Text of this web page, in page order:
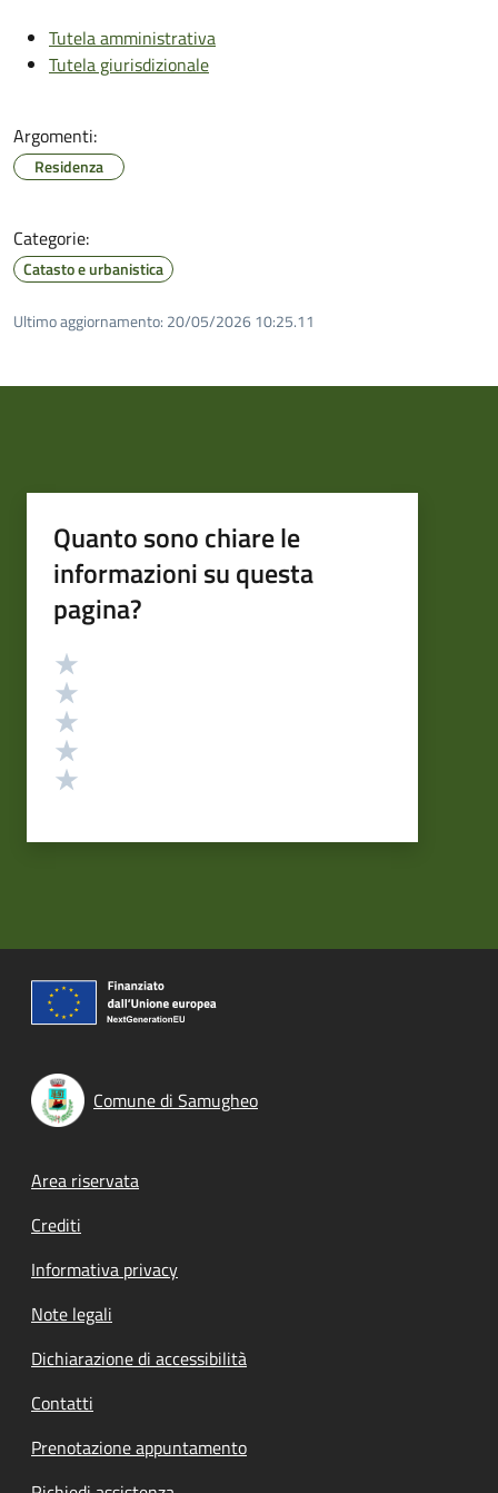
Tutela amministrativa
Tutela giurisdizionale
Argomenti:
Residenza
Categorie:
Catasto e urbanistica
Ultimo aggiornamento: 20/05/2026 10:25.11
Quanto sono chiare le
informazioni su questa
pagina?
Valutazione
Comune di Samugheo
Footer menu
Area riservata
Crediti
Informativa privacy
Note legali
Dichiarazione di accessibilità
Contatti
Prenotazione appuntamento